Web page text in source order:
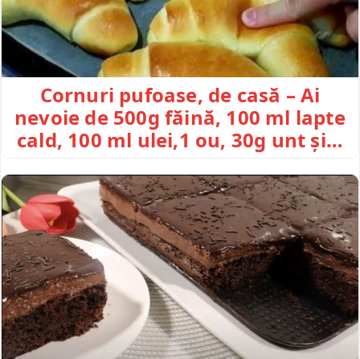
Cornuri pufoase, de casă – Ai
nevoie de 500g făină, 100 ml lapte
cald, 100 ml ulei,1 ou, 30g unt și…